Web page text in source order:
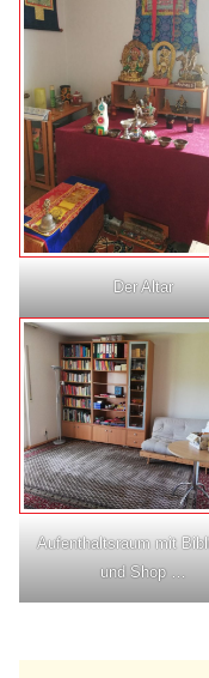
Der Altar
Aufenthaltsraum mit
und Shop …